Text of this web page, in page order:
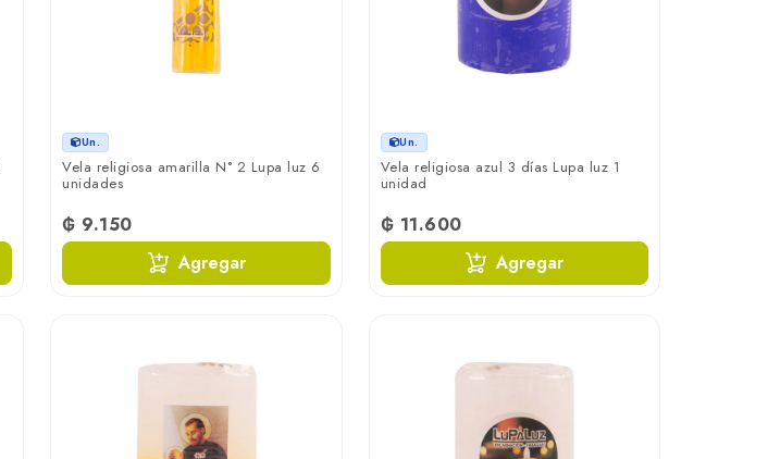
Un.
Vela religiosa amarilla N° 2 Lupa luz 6
unidades
₲ 9.150
Agregar
Un.
Vela religiosa azul 3 días Lupa luz 1
unidad
₲ 11.600
Agregar